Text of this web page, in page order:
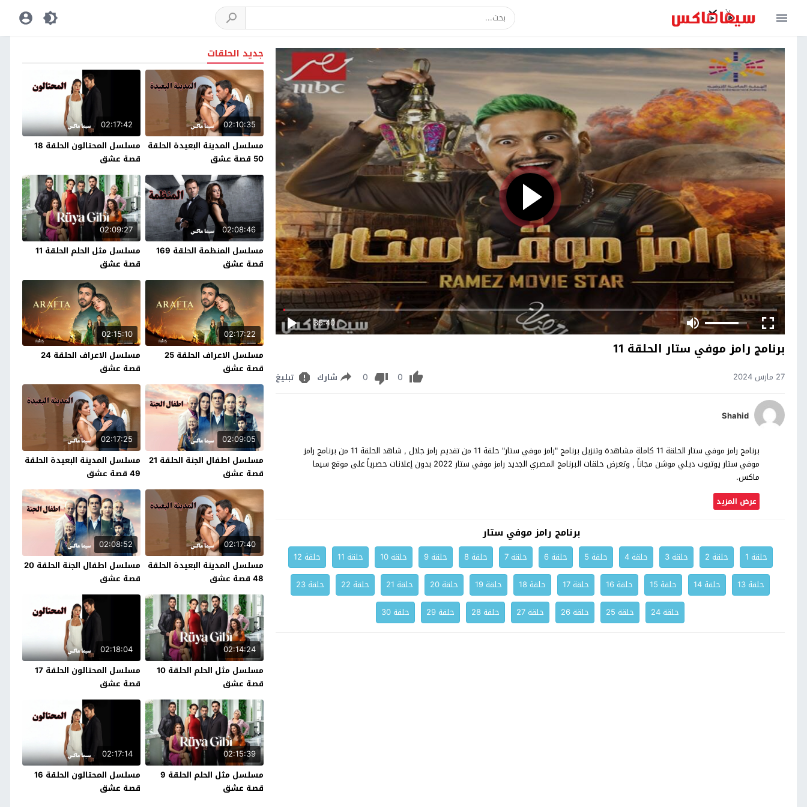
35:40
برنامج رامز موفي ستار الحلقة 11
27 مارس 2024 0
0 شارك تبليغ
Shahid
برنامج رامز موفي ستار الحلقة 11 كاملة مشاهدة وتنزيل برنامج "رامز موفي ستار" حلقة 11 من تقديم رامز جلال , شاهد الحلقة 11 من برنامج رامز
موفي ستار يوتيوب ديلي موشن مجاناً , وتعرض حلقات البرنامج المصري الجديد رامز موفي ستار 2022 بدون إعلانات حصرياً على موقع سيما
ماكس.
عرض المزيد
برنامج رامز موفي ستار
حلقة 1 حلقة 2 حلقة 3 حلقة 4 حلقة 5 حلقة 6 حلقة 7 حلقة 8 حلقة 9 حلقة 10 حلقة 11
حلقة 12
حلقة 13
حلقة 14 حلقة 15 حلقة 16 حلقة 17 حلقة 18 حلقة 19 حلقة 20 حلقة 21 حلقة 22
حلقة 23
حلقة 24
حلقة 25 حلقة 26 حلقة 27 حلقة 28 حلقة 29 حلقة 30
جديد الحلقات
02:10:35
مسلسل المدينة البعيدة الحلقة
50 قصة عشق
02:17:42
مسلسل المحتالون الحلقة 18
قصة عشق
02:08:46
مسلسل المنظمة الحلقة 169
قصة عشق
02:09:27
مسلسل مثل الحلم الحلقة 11
قصة عشق
02:17:22
مسلسل الاعراف الحلقة 25
قصة عشق
02:15:10
مسلسل الاعراف الحلقة 24
قصة عشق
02:09:05
مسلسل اطفال الجنة الحلقة 21
قصة عشق
02:17:25
مسلسل المدينة البعيدة الحلقة
49 قصة عشق
02:17:40
مسلسل المدينة البعيدة الحلقة
48 قصة عشق
02:08:52
مسلسل اطفال الجنة الحلقة 20
قصة عشق
02:14:24
مسلسل مثل الحلم الحلقة 10
قصة عشق
02:18:04
مسلسل المحتالون الحلقة 17
قصة عشق
02:15:39
مسلسل مثل الحلم الحلقة 9
قصة عشق
02:17:14
مسلسل المحتالون الحلقة 16
قصة عشق